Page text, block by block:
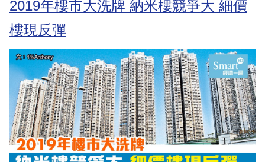
2019年樓市大洗牌 納米樓競爭大 細價
樓現反彈